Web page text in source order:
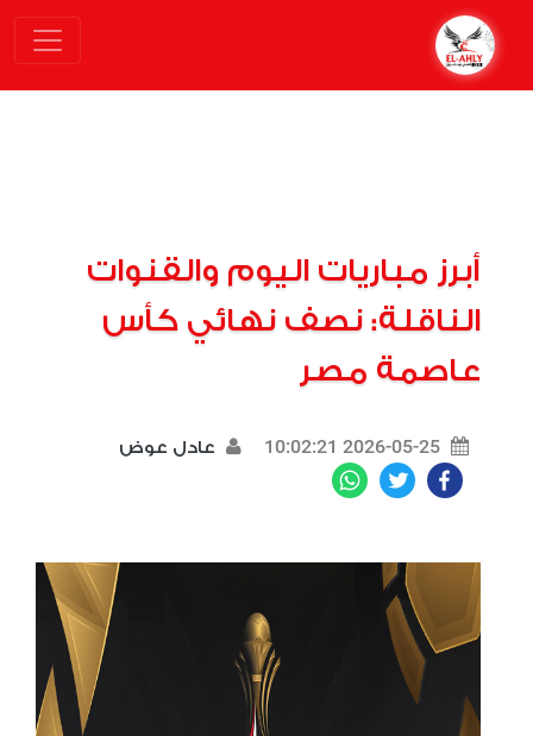
أبرز مباريات اليوم والقنوات
الناقلة: نصف نهائي كأس
عاصمة مصر
2026-05-25 10:02:21 عادل عوض
Facebook
Twitter